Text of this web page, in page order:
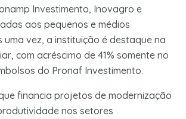
Investimento, Inovagro e
aos pequenos e médios
uma vez, a instituição é destaque na
com acréscimo de 41% somente no
do Pronaf Investimento.
financia projetos de modernização
nos setores